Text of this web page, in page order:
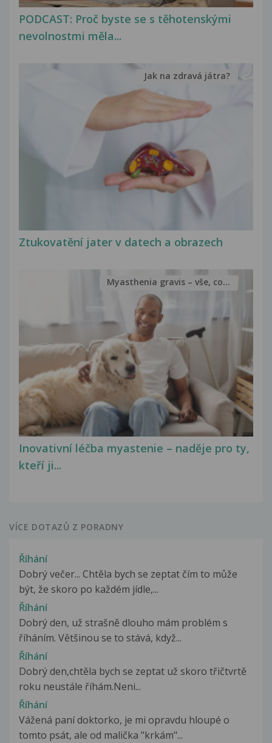
PODCAST: Proč byste se s těhotenskými
nevolnostmi měla...
Ztukovatění jater v datech a obrazech
Jak na zdravá játra?
Inovativní léčba myastenie – naděje pro ty,
kteří ji...
Myasthenia gravis – vše, co...
VÍCE DOTAZŮ Z PORADNY
Říhání
Dobrý večer... Chtěla bych se zeptat čím to může
být, že skoro po každém jídle,...
Říhání
Dobrý den, už strašně dlouho mám problém s
říháním. Většinou se to stává, když...
Říhání
Dobrý den,chtěla bych se zeptat už skoro třičtvrtě
roku neustále říhám.Neni...
Říhání
Vážená paní doktorko, je mi opravdu hloupé o
tomto psát, ale od malička "krkám"...